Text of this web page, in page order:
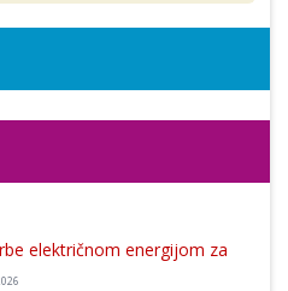
električnom energijom za